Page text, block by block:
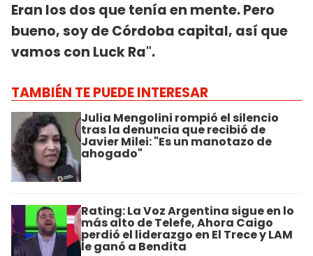
Eran los dos que tenía en mente. Pero
bueno, soy de Córdoba capital, así que
vamos con Luck Ra".
TAMBIÉN TE PUEDE INTERESAR
Julia Mengolini rompió el silencio
tras la denuncia que recibió de
Javier Milei: "Es un manotazo de
ahogado"
Rating: La Voz Argentina sigue en lo
más alto de Telefe, Ahora Caigo
perdió el liderazgo en El Trece y LAM
le ganó a Bendita